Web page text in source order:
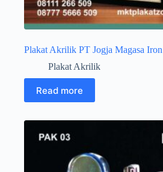
Plakat Akrilik PT Jogja Magasa Iron
Plakat Akrilik
Read more